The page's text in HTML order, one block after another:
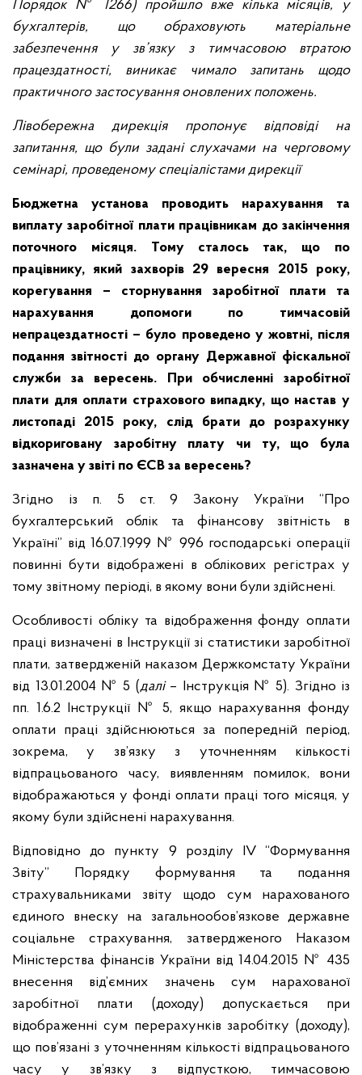
Порядок № 1266) пройшло вже кілька місяців, у
бухгалтерів, що обраховують матеріальне
забезпечення у зв’язку з тимчасовою втратою
працездатності, виникає чимало запитань щодо
практичного застосування оновлених положень.
Лівобережна дирекція пропонує відповіді на
запитання, що були задані слухачами на черговому
семінарі, проведеному спеціалістами дирекції
Бюджетна установа проводить нарахування та
виплату заробітної плати працівникам до закінчення
поточного місяця. Тому сталось так, що по
працівнику, який захворів 29 вересня 2015 року,
корегування – сторнування заробітної плати та
нарахування допомоги по тимчасовій
непрацездатності – було проведено у жовтні, після
подання звітності до органу Державної фіскальної
служби за вересень. При обчисленні заробітної
плати для оплати страхового випадку, що настав у
листопаді 2015 року, слід брати до розрахунку
відкориговану заробітну плату чи ту, що була
зазначена у звіті по ЄСВ за вересень?
Згідно із п. 5 ст. 9 Закону України “Про
бухгалтерський облік та фінансову звітність в
Україні” від 16.07.1999 № 996 господарські операції
повинні бути відображені в облікових регістрах у
тому звітному періоді, в якому вони були здійснені.
Особливості обліку та відображення фонду оплати
праці визначені в Інструкції зі статистики заробітної
плати, затвердженій наказом Держкомстату України
від 13.01.2004 № 5 (далі– Інструкція № 5). Згідно із
пп. 1.6.2 Інструкції № 5, якщо нарахування фонду
оплати праці здійснюються за попередній період,
зокрема, у зв’язку з уточненням кількості
відпрацьованого часу, виявленням помилок, вони
відображаються у фонді оплати праці того місяця, у
якому були здійснені нарахування.
Відповідно до пункту 9 розділу IV “Формування
Звіту” Порядку формування та подання
страхувальниками звіту щодо сум нарахованого
єдиного внеску на загальнообов’язкове державне
соціальне страхування, затвердженого Наказом
Міністерства фінансів України від 14.04.2015 № 435
внесення від’ємних значень сум нарахованої
заробітної плати (доходу) допускається при
відображенні сум перерахунків заробітку (доходу),
що пов’язані з уточненням кількості відпрацьованого
часу у зв’язку з відпусткою, тимчасовою